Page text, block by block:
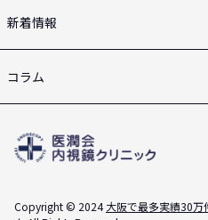
新着情報
コラム
Copyright © 2024大阪で最多実績30万